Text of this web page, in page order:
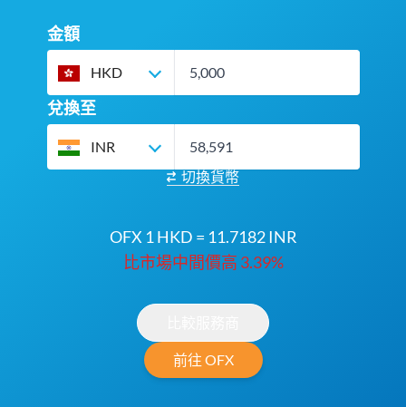
金額
HKD
兌換至
INR
切換貨幣
OFX 1 HKD = 11.7182 INR
比市場中間價高 3.39%
前往 OFX